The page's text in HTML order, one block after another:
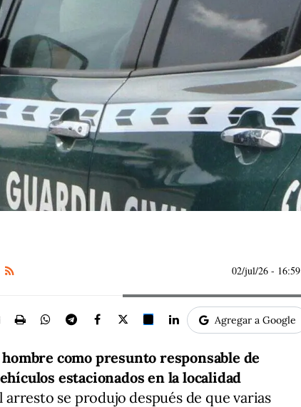
02/jul/26 - 16:59
Agregar a Google
como presunto responsable de
estacionados en la localidad
arresto se produjo después de que varias